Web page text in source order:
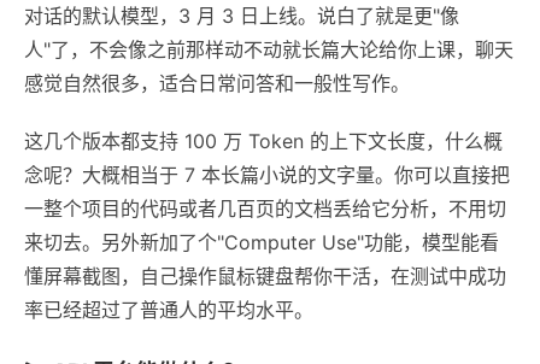
对话的默认模型，3 月 3 日上线。说白了就是更"像
人"了，不会像之前那样动不动就长篇大论给你上课，聊天
感觉自然很多，适合日常问答和一般性写作。
这几个版本都支持 100 万 Token 的上下文长度，什么概
念呢？大概相当于 7 本长篇小说的文字量。你可以直接把
一整个项目的代码或者几百页的文档丢给它分析，不用切
来切去。另外新加了个"Computer Use"功能，模型能看
懂屏幕截图，自己操作鼠标键盘帮你干活，在测试中成功
率已经超过了普通人的平均水平。